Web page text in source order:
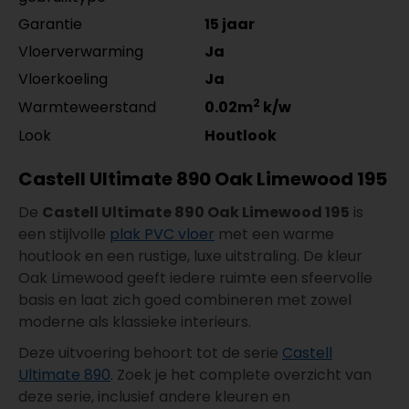
Garantie
15 jaar
Vloerverwarming
Ja
Vloerkoeling
Ja
Warmteweerstand
0.02m2 k/w
Look
Houtlook
Castell Ultimate 890 Oak Limewood 195
De Castell Ultimate 890 Oak Limewood 195 is
een stijlvolle plak PVC vloer met een warme
houtlook en een rustige, luxe uitstraling. De kleur
Oak Limewood geeft iedere ruimte een sfeervolle
basis en laat zich goed combineren met zowel
moderne als klassieke interieurs.
Deze uitvoering behoort tot de serie Castell
Ultimate 890. Zoek je het complete overzicht van
deze serie, inclusief andere kleuren en